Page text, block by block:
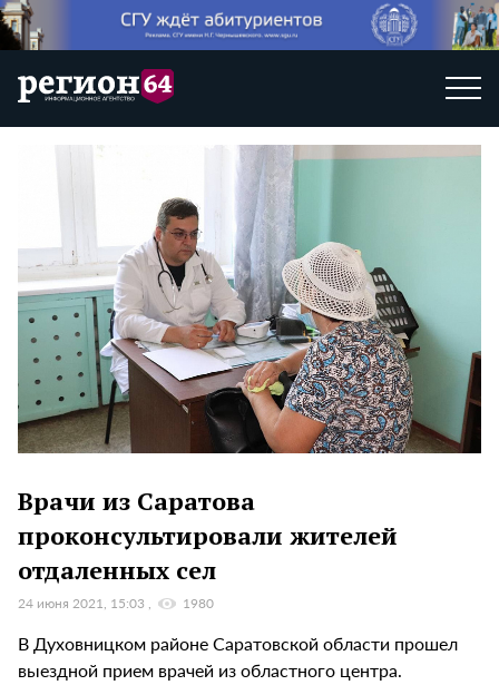
Врачи из Саратова
проконсультировали жителей
отдаленных сел
24 июня 2021, 15:03 1980
В Духовницком районе Саратовской области прошел
выездной прием врачей из областного центра.